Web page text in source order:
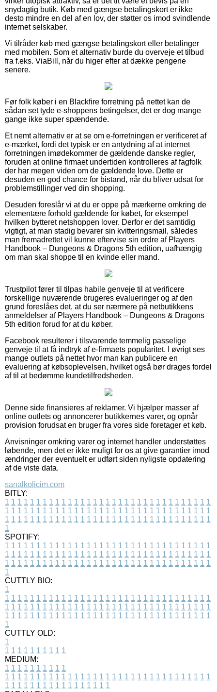
snydagtig butik. Køb med gængse betalingskort er ikke
desto mindre en del af en lov, der støtter os imod svindlende
internet selskaber.
Vi tilråder køb med gængse betalingskort eller betalinger
med mobilen. Som et alternativ burde du overveje et tilbud
fra f.eks. ViaBill, når du higer efter at dække pengene
senere.
Før folk køber i en Blackfire forretning på nettet kan de
sådan set tyde e-shoppens betingelser, det er dog mange
gange ikke super spændende.
Et nemt alternativ er at se om e-forretningen er verificeret af
e-mærket, fordi det typisk er en antydning af at internet
forretningen imødekommer de gældende danske regler,
foruden at online firmaet undertiden kontrolleres af fagfolk
der har megen viden om de gældende love. Dette er
desuden en god chance for bistand, når du bliver udsat for
problemstillinger ved din shopping.
Desuden foreslår vi at du er oppe på mærkerne omkring de
elementære forhold gældende for købet, for eksempel
hvilken bytteret netshoppen lover. Derfor er det samtidig
vigtigt, at man stadig bevarer sin kvitteringsmail, således
man fremadrettet vil kunne eftervise sin ordre af Players
Handbook – Dungeons & Dragons 5th edition, uafhængig
om man skal shoppe til en kvinde eller mand.
Trustpilot fører til tilpas habile genveje til at verificere
forskellige nuværende brugeres evalueringer og af den
grund foreslåes det, at du ser nærmere på netbutikkens
anmeldelser af Players Handbook – Dungeons & Dragons
5th edition forud for at du køber.
Facebook resulterer i tilsvarende temmelig passelige
genveje til at få indtryk af e-firmaets popularitet. I øvrigt ses
mange outlets på nettet hvor man kan publicere en
evaluering af købsoplevelsen, hvilket også bør drages fordel
af til at bedømme kundetilfredsheden.
Denne side finansieres af reklamer. Vi hjælper masser af
online outlets og annoncerer butikkernes varer, og opnår
provision forudsat en bruger fra vores side foretager et køb.
Anvisninger omkring varer og internet handler understøttes
løbende, men det er ikke muligt for os at give garantier imod
ændringer der eventuelt er udført siden nyligste opdatering
af de viste data.
sanalkolicim.com
BITLY:
1 1 1 1 1 1 1 1 1 1 1 1 1 1 1 1 1 1 1 1 1 1 1 1 1 1 1 1 1 1 1 1 1
1 1 1 1 1 1 1 1 1 1 1 1 1 1 1 1 1 1 1 1 1 1 1 1 1 1 1 1 1 1 1 1 1
1 1 1 1 1 1 1 1 1 1 1 1 1 1 1 1 1 1 1 1 1 1 1 1 1 1 1 1 1 1 1 1 1
1
SPOTIFY:
1 1 1 1 1 1 1 1 1 1 1 1 1 1 1 1 1 1 1 1 1 1 1 1 1 1 1 1 1 1 1 1 1
1 1 1 1 1 1 1 1 1 1 1 1 1 1 1 1 1 1 1 1 1 1 1 1 1 1 1 1 1 1 1 1 1
1 1 1 1 1 1 1 1 1 1 1 1 1 1 1 1 1 1 1 1 1 1 1 1 1 1 1 1 1 1 1 1 1
1
CUTTLY BIO:
1
1 1 1 1 1 1 1 1 1 1 1 1 1 1 1 1 1 1 1 1 1 1 1 1 1 1 1 1 1 1 1 1 1
1 1 1 1 1 1 1 1 1 1 1 1 1 1 1 1 1 1 1 1 1 1 1 1 1 1 1 1 1 1 1 1 1
1 1 1 1 1 1 1 1 1 1 1 1 1 1 1 1 1 1 1 1 1 1 1 1 1 1 1 1 1 1 1 1 1
1
CUTTLY OLD:
1
1 1 1 1 1 1 1 1 1 1
MEDIUM:
1 1 1 1 1 1 1 1 1 1
1 1 1 1 1 1 1 1 1 1 1 1 1 1 1 1 1 1 1 1 1 1 1 1 1 1 1 1 1 1 1 1 1
1 1 1 1 1 1 1 1 1 1 1 1 1 1 1 1 1